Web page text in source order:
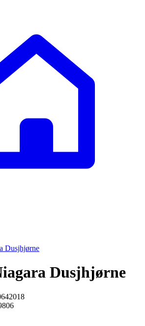
Dusjhjørne
Dusjhjørne